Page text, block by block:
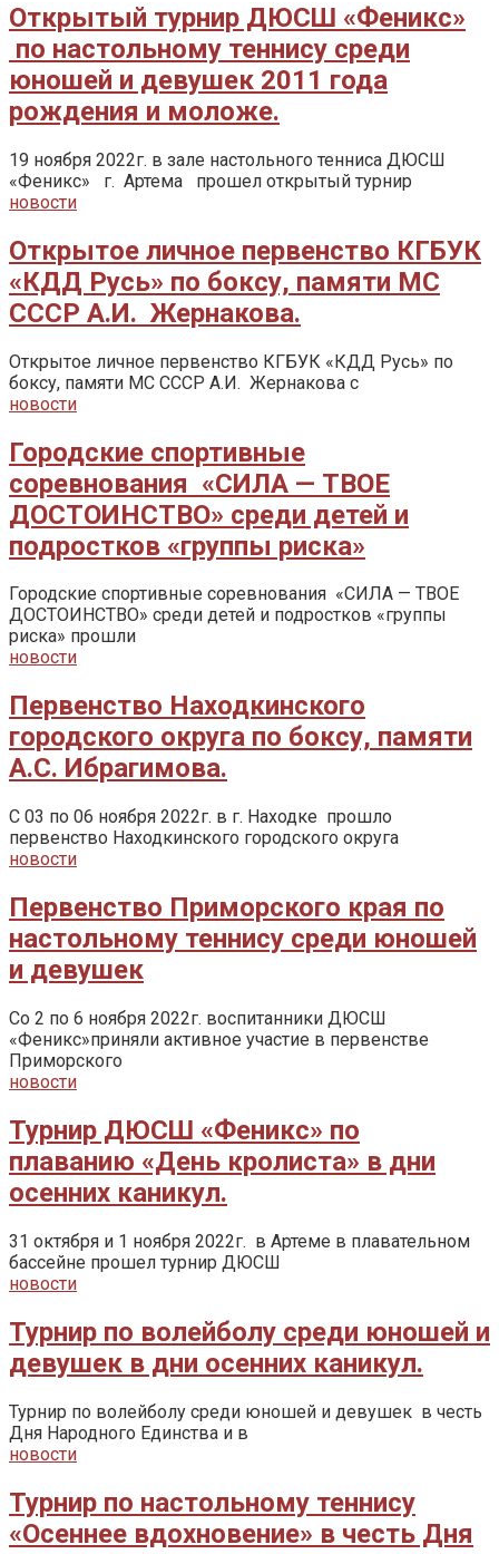
Открытый турнир ДЮСШ «Феникс»
по настольному теннису среди
юношей и девушек 2011 года
рождения и моложе.
19 ноября 2022г. в зале настольного тенниса ДЮСШ
«Феникс» г. Артема прошел открытый турнир
новости
Открытое личное первенство КГБУК
«КДД Русь» по боксу, памяти МС
СССР А.И. Жернакова.
Открытое личное первенство КГБУК «КДД Русь» по
боксу, памяти МС СССР А.И. Жернакова с
новости
Городские спортивные
соревнования «СИЛА — ТВОЕ
ДОСТОИНСТВО» среди детей и
подростков «группы риска»
Городские спортивные соревнования «СИЛА — ТВОЕ
ДОСТОИНСТВО» среди детей и подростков «группы
риска» прошли
новости
Первенство Находкинского
городского округа по боксу, памяти
А.С. Ибрагимова.
С 03 по 06 ноября 2022г. в г. Находке прошло
первенство Находкинского городского округа
новости
Первенство Приморского края по
настольному теннису среди юношей
и девушек
Со 2 по 6 ноября 2022г. воспитанники ДЮСШ
«Феникс»приняли активное участие в первенстве
Приморского
новости
Турнир ДЮСШ «Феникс» по
плаванию «День кролиста» в дни
осенних каникул.
31 октября и 1 ноября 2022г. в Артеме в плавательном
бассейне прошел турнир ДЮСШ
новости
Турнир по волейболу среди юношей и
девушек в дни осенних каникул.
Турнир по волейболу среди юношей и девушек в честь
Дня Народного Единства и в
новости
Турнир по настольному теннису
«Осеннее вдохновение» в честь Дня